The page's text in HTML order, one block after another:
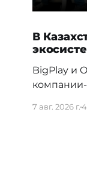
В
BigPlay и
экосистему
7 авг. 2026 г.